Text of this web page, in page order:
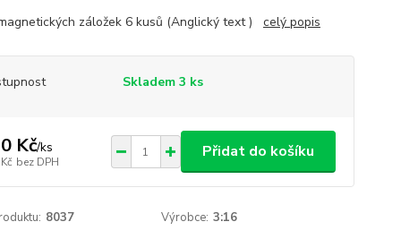
záložek 6 kusů (Anglický text ) celý popis
Skladem 3 ks
Kč/ks
bez DPH
Přidat do košíku
8037 Výrobce: 3:16